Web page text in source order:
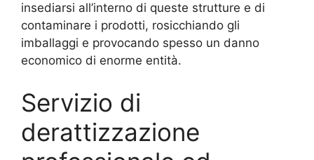
insediarsi all’interno di queste strutture e di
contaminare i prodotti, rosicchiando gli
imballaggi e provocando spesso un danno
economico di enorme entità.
Servizio di
derattizzazione